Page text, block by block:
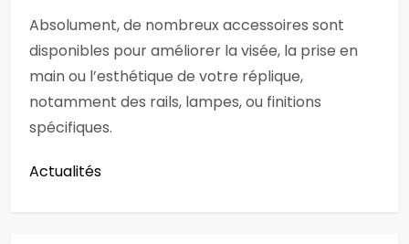
Absolument, de nombreux accessoires sont
disponibles pour améliorer la visée, la prise en
main ou l’esthétique de votre réplique,
notamment des rails, lampes, ou finitions
spécifiques.
Actualités